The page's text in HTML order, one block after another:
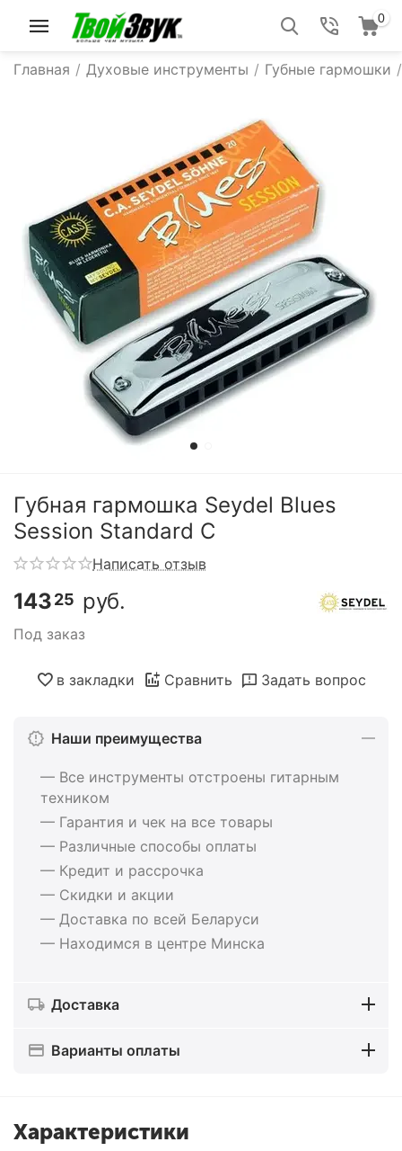
0
Главная / Духовые инструменты / Губные гармошки /
Губная гармошка Seydel Blues
Session Standard C
Написать отзыв
14325 руб.
Под заказ
в закладки Сравнить Задать вопрос
Наши преимущества
— Все инструменты отстроены гитарным
техником
— Гарантия и чек на все товары
— Различные способы оплаты
— Кредит и рассрочка
— Скидки и акции
— Доставка по всей Беларуси
— Находимся в центре Минска
Доставка
Варианты оплаты
Характеристики